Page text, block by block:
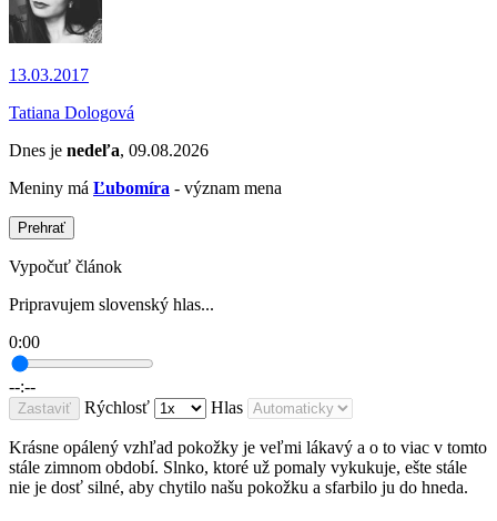
13.03.2017
Tatiana Dologová
Dnes je nedeľa, 09.08.2026
Meniny má Ľubomíra - význam mena
Prehrať
Vypočuť článok
Pripravujem slovenský hlas...
0:00
--:--
Zastaviť Rýchlosť Hlas
Krásne opálený vzhľad pokožky je veľmi lákavý a o to viac v tomto
stále zimnom období. Slnko, ktoré už pomaly vykukuje, ešte stále
nie je dosť silné, aby chytilo našu pokožku a sfarbilo ju do hneda.